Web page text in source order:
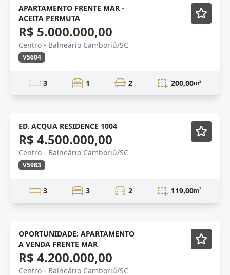
Mobiliado
APARTAMENTO FRENTE MAR -
ACEITA PERMUTA
R$ 5.000.000,00
Centro - Balneário Camboriú/SC
V5604
3 1 2 200,00m²
Mobiliado
ED. ACQUA RESIDENCE 1004
R$ 4.500.000,00
Centro - Balneário Camboriú/SC
V5983
3 3 2 119,00m²
NOVIDADE Mobiliado
OPORTUNIDADE: APARTAMENTO
A VENDA FRENTE MAR
R$ 4.200.000,00
Centro - Balneário Camboriú/SC